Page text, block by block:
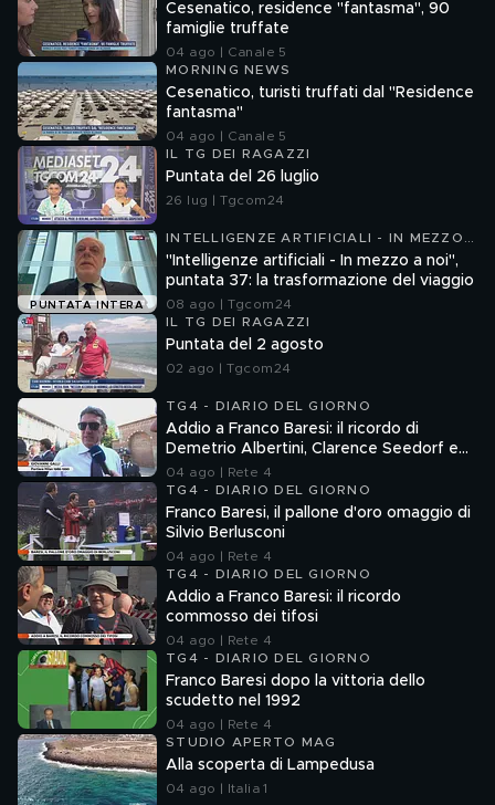
Cesenatico, residence "fantasma", 90
famiglie truffate
04 ago | Canale 5
MORNING NEWS
Cesenatico, turisti truffati dal "Residence
fantasma"
04 ago | Canale 5
IL TG DEI RAGAZZI
Puntata del 26 luglio
26 lug | Tgcom24
PUNTATA INTERA
INTELLIGENZE ARTIFICIALI - IN MEZZO
A NOI
"Intelligenze artificiali - In mezzo a noi",
puntata 37: la trasformazione del viaggio
08 ago | Tgcom24
IL TG DEI RAGAZZI
Puntata del 2 agosto
02 ago | Tgcom24
TG4 - DIARIO DEL GIORNO
Addio a Franco Baresi: il ricordo di
Demetrio Albertini, Clarence Seedorf e
Giovanni Galli
04 ago | Rete 4
TG4 - DIARIO DEL GIORNO
Franco Baresi, il pallone d'oro omaggio di
Silvio Berlusconi
04 ago | Rete 4
TG4 - DIARIO DEL GIORNO
Addio a Franco Baresi: il ricordo
commosso dei tifosi
04 ago | Rete 4
TG4 - DIARIO DEL GIORNO
Franco Baresi dopo la vittoria dello
scudetto nel 1992
04 ago | Rete 4
STUDIO APERTO MAG
Alla scoperta di Lampedusa
04 ago | Italia 1